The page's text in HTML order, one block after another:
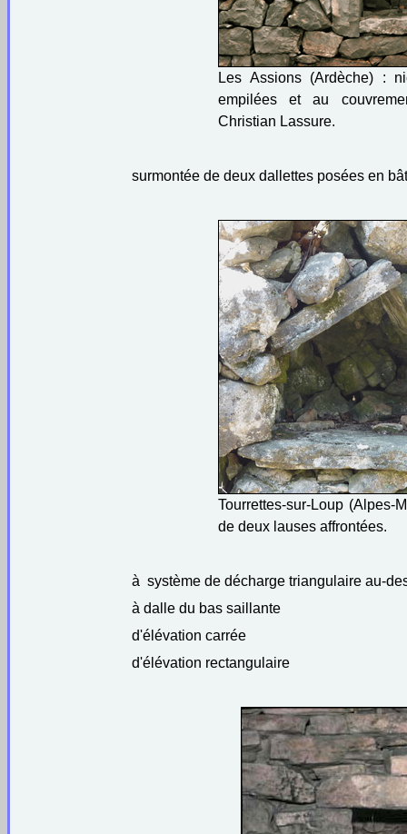
Les Assions (Ardèche) :
empilées et au
Christian Lassure.
surmontée de deux dallettes posées en
Tourrettes-sur-Loup (Alpes-
de deux lauses affrontées.
à système de décharge triangulaire au-
à dalle du bas saillante
d'élévation carrée
d'élévation rectangulaire